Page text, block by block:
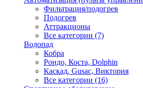
Фильтрация/подогрев
Подогрев
Аттракционы
Все категории (7)
Водопад
Кобра
Рондо, Коста, Dolphin
Каскад, Gusac, Виктория
Все категории (16)